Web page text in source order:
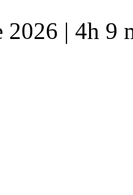
2026 | 4h 9